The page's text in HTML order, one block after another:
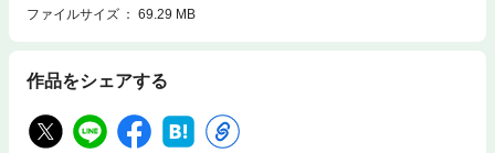
ファイルサイズ
69.29 MB
作品をシェアする